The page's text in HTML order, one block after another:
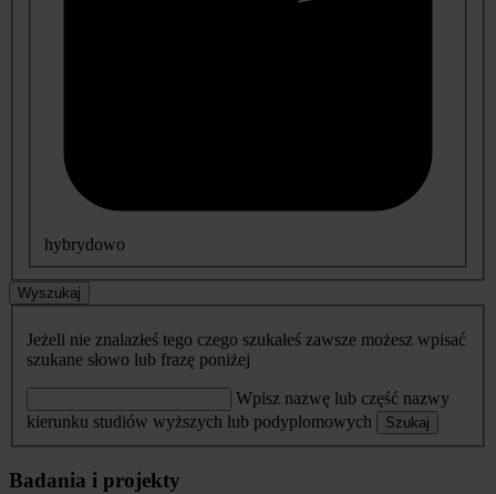
hybrydowo
Wyszukaj
Jeżeli nie znalazłeś tego czego szukałeś zawsze możesz wpisać
szukane słowo lub frazę poniżej
Wpisz nazwę lub część nazwy
kierunku studiów wyższych lub podyplomowych
Szukaj
Badania i projekty